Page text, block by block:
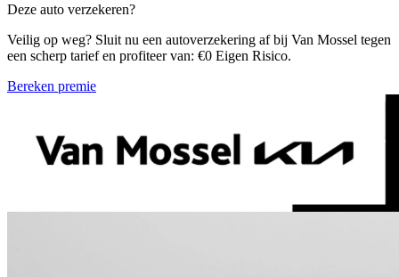
Deze auto verzekeren?
Veilig op weg? Sluit nu een autoverzekering af bij Van Mossel tegen
een scherp tarief en profiteer van: €0 Eigen Risico.
Bereken premie